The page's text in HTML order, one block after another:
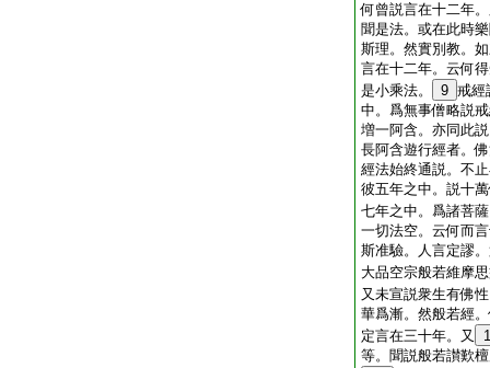
何曾説言在十二年
聞是法。或在此時
斯理。然實別教。
言在十二年。云何
是小乘法。
9 戒經
中。爲無事僧略説
増一阿含。亦同此
長阿含遊行經者。
經法始終通説。不
彼五年之中。説十
七年之中。爲諸菩
一切法空。云何而
斯准驗。人言定謬
大品空宗般若維摩
又未宣説衆生有佛
華爲漸。然般若經
定言在三十年。又
等。聞説般若讃歎